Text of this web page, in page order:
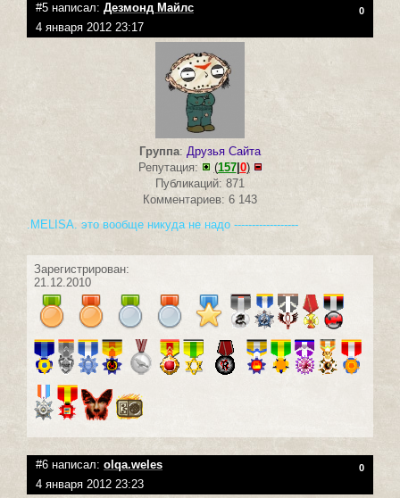
#5 написал: Дезмонд Майлс 0
4 января 2012 23:17
Группа: Друзья Сайта
Репутация:
(157| 0)
Публикаций: 871
Комментариев: 6 143
.MELISA. это вообще никуда не надо ------------------
Зарегистрирован:
21.12.2010
#6 написал: olqa.weles 0
4 января 2012 23:23